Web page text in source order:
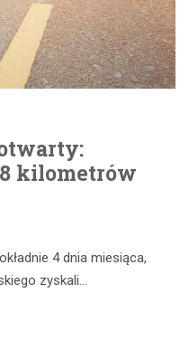
kilometrów
4 dnia miesiąca,
zyskali…